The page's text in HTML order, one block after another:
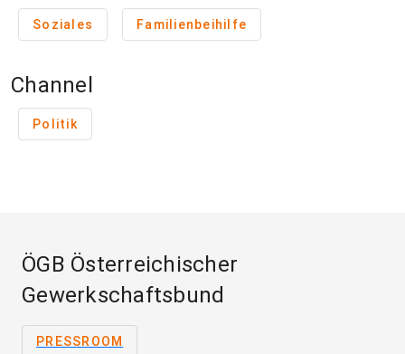
Soziales Familienbeihilfe
Channel
Politik
ÖGB Österreichischer
Gewerkschaftsbund
PRESSROOM